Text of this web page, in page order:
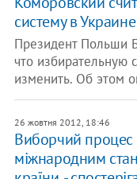
систему в
Президент Польши
что избирательную
изменить. Об этом
26 жовтня 2012, 18:46
Виборчий процес
міжнародним